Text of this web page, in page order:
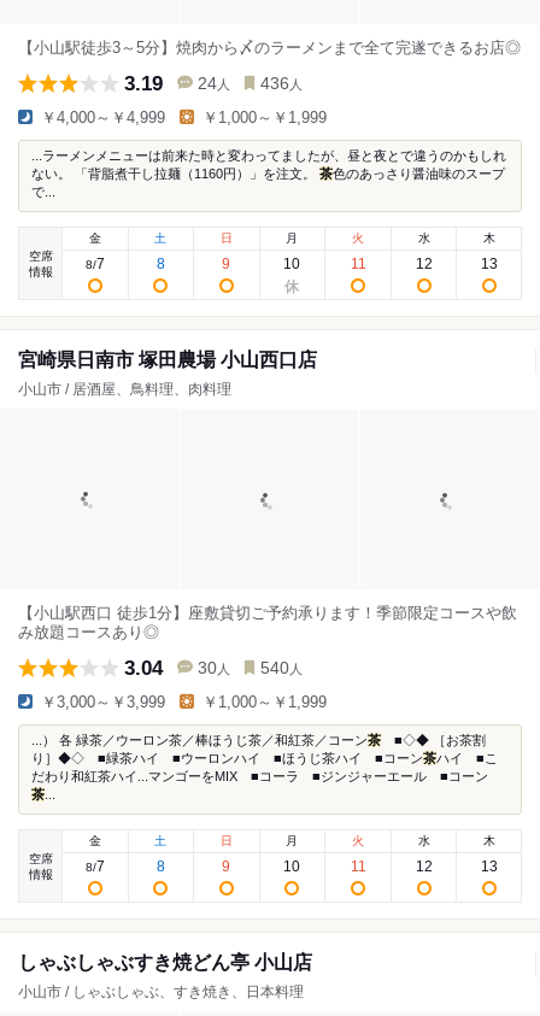
【小山駅徒歩3～5分】焼肉から〆のラーメンまで全て完遂できるお店◎
3.19 24 人 436 人
￥4,000～￥4,999 ￥1,000～￥1,999
...ラーメンメニューは前来た時と変わってましたが、昼と夜とで違うのかもしれ
ない。 「背脂煮干し拉麺（1160円）」を注文。 茶色のあっさり醤油味のスープ
で...
空席
情報
金
8/7
土
8
日
9
月
10
火
11
水
12
木
13
宮崎県日南市 塚田農場 小山西口店
小山市 / 居酒屋、鳥料理、肉料理
【小山駅西口 徒歩1分】座敷貸切ご予約承ります！季節限定コースや飲
み放題コースあり◎
3.04 30 人 540 人
￥3,000～￥3,999 ￥1,000～￥1,999
...） 各 緑茶／ウーロン茶／棒ほうじ茶／和紅茶／コーン茶 ■◇◆ ［お茶割
り］◆◇ ■緑茶ハイ ■ウーロンハイ ■ほうじ茶ハイ ■コーン茶ハイ ■こ
だわり和紅茶ハイ...マンゴーをMIX ■コーラ ■ジンジャーエール ■コーン
茶
空席
情報
金
8/7
土
8
日
9
月
10
火
11
水
12
木
13
しゃぶしゃぶすき焼どん亭 小山店
小山市 / しゃぶしゃぶ、すき焼き、日本料理